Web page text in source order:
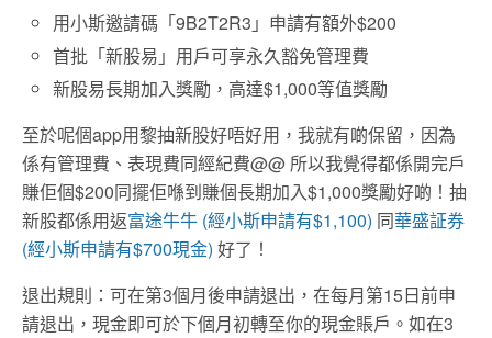
用小斯邀請碼「9B2T2R3」申請有額外$200
首批「新股易」用戶可享永久豁免管理費
新股易長期加入獎勵，高達$1,000等值獎勵
至於呢個app用黎抽新股好唔好用，我就有啲保留，因為
係有管理費、表現費同經紀費@@ 所以我覺得都係開完戶
賺佢個$200同擺佢喺到賺個長期加入$1,000獎勵好啲！抽
新股都係用返富途牛牛 (經小斯申請有$1,100) 同華盛証券
(經小斯申請有$700現金) 好了！
退出規則：可在第3個月後申請退出，在每月第15日前申
請退出，現金即可於下個月初轉至你的現金賬戶。如在3